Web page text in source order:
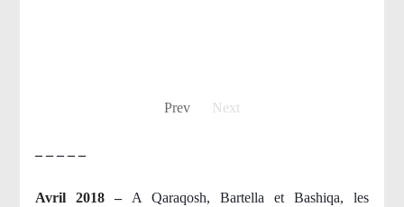
Prev Next
– – – – –
Avril 2018 – A Qaraqosh, Bartella et Bashiqa, les